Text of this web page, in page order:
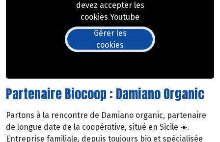
devez accepter les
cookies Youtube
Gérer les
cookies
Partenaire Biocoop : Damiano Organic
Partons à la rencontre de Damiano organic, partenaire
de longue date de la coopérative, situé en Sicile ☀️.
Entreprise familiale, depuis toujours bio et spécialisée